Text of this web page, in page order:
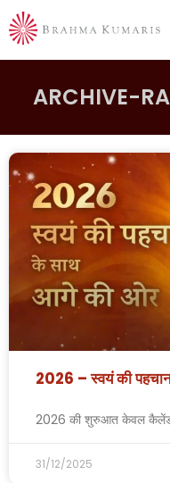
ARCHIVE-
2026 – स्वयं की
2026 की शुरुआत केवल
31/12/2025